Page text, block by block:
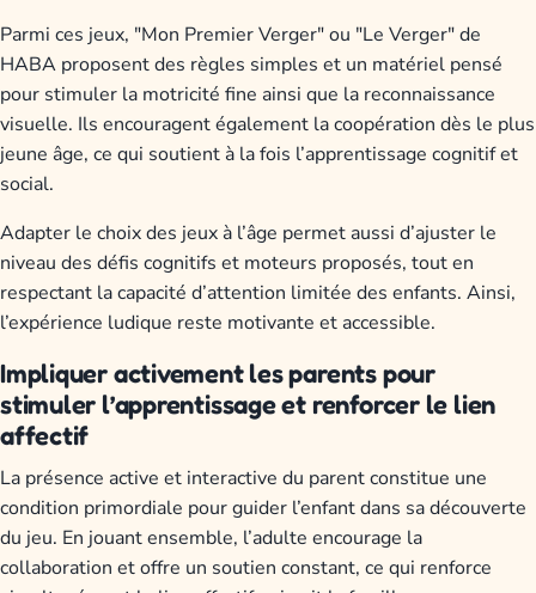
Parmi ces jeux, "Mon Premier Verger" ou "Le Verger" de
HABA proposent des règles simples et un matériel pensé
pour stimuler la motricité fine ainsi que la reconnaissance
visuelle. Ils encouragent également la coopération dès le plus
jeune âge, ce qui soutient à la fois l’apprentissage cognitif et
social.
Adapter le choix des jeux à l’âge permet aussi d’ajuster le
niveau des défis cognitifs et moteurs proposés, tout en
respectant la capacité d’attention limitée des enfants. Ainsi,
l’expérience ludique reste motivante et accessible.
Impliquer activement les parents pour
stimuler l’apprentissage et renforcer le lien
affectif
La présence active et interactive du parent constitue une
condition primordiale pour guider l’enfant dans sa découverte
du jeu. En jouant ensemble, l’adulte encourage la
collaboration et offre un soutien constant, ce qui renforce